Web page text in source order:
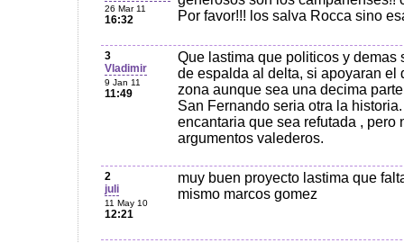
26 Mar 11
16:32
Por favor!!! los salva Rocca sino
3
Vladimir
9 Jan 11
11:49
Que lastima que politicos y demas
de espalda al delta, si apoyaran el
zona aunque sea una decima
San Fernando seria otra la
encantaria que sea refutada , pero
argumentos valederos.
2
juli
11 May 10
12:21
muy buen proyecto lastima que
mismo marcos gomez